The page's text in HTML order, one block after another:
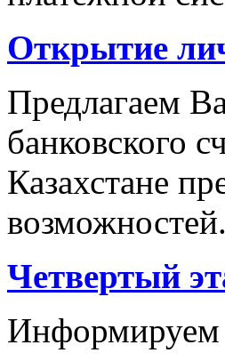
Открытие
Предлагаем
банковского
Казахстане
возможностей.
Четвертый
Информируем